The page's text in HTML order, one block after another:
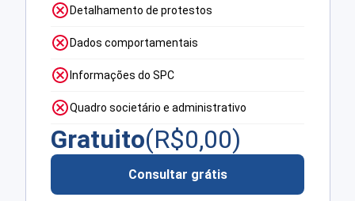
Detalhamento de protestos
Dados comportamentais
Informações do SPC
Quadro societário e administrativo
Gratuito(R$0,00)
Consultar grátis